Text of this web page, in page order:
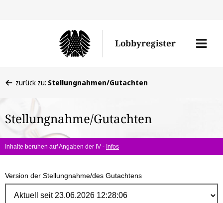
Lobbyregister
Menü
befinden
hier:
zurück zu: Stellungnahmen/Gutachten
Stellungnahme/Gutachten
Inhalte beruhen auf Angaben der IV - Infos
Version der Stellungnahme/des Gutachtens